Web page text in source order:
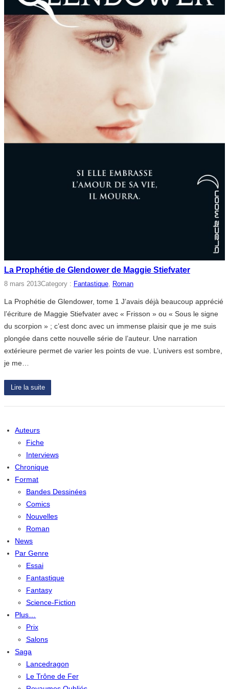
La Prophétie de Glendower de Maggie Stiefvater
8 mars 2013Category : Fantastique, Roman
La Prophétie de Glendower, tome 1 J’avais déjà beaucoup apprécié
l’écriture de Maggie Stiefvater avec « Frisson » ou « Sous le signe
du scorpion » ; c’est donc avec un immense plaisir que je me suis
plongée dans cette nouvelle série de l’auteur. Une narration
extérieure permet de varier les points de vue. L’univers est sombre,
je me…
Lire la suite
Auteurs
Fiche
Interviews
Chronique
Format
Bandes Dessinées
Comics
Nouvelles
Roman
News
Par Genre
Essai
Fantastique
Fantasy
Science-Fiction
Plus…
Prix
Salons
Saga
Lancedragon
Le Trône de Fer